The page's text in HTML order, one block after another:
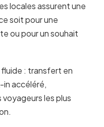
locales assurent une
soit pour une
ou pour un souhait
fluide : transfert en
in accéléré,
les plus